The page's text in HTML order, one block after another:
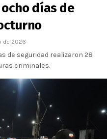
días de
de 2026
de seguridad realizaron 28
criminales.